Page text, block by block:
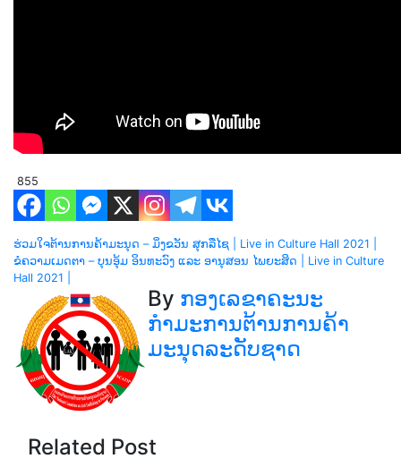
855
ເມ
ນູນ
ຳ
ທາງ
ບົດຄວາມ
ຮ່ວມໃຈຕ້ານການຄ້າມະນຸດ – ມິ່ງຂວັນ ສຸກລືໄຊ | Live in Culture Hall 2021 |
ຂໍຄວາມເມດຕາ – ບຸນອຸ້ມ ອິນທະວົງ ແລະ ອານຸສອນ ໄພຍະສິດ | Live in Culture
Hall 2021 |
By ກອງເລຂາຄະນະ
ກຳມະການຕ້ານການຄ້າ
ມະນຸດລະດັບຊາດ
Related Post